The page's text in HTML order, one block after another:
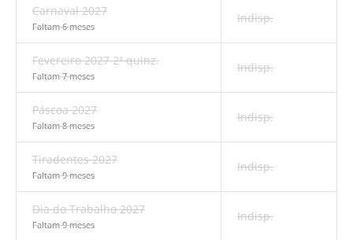
Carnaval 2027
Faltam 6 meses
Indisp.
Fevereiro 2027 2ª quinz.
Faltam 7 meses
Indisp.
Páscoa 2027
Faltam 8 meses
Indisp.
Tiradentes 2027
Faltam 9 meses
Indisp.
Dia do Trabalho 2027
Faltam 9 meses
Indisp.